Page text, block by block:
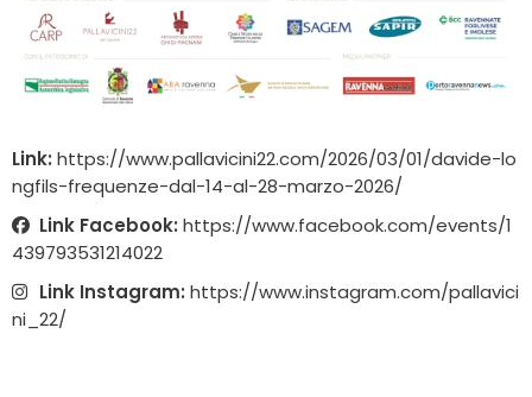
Link: https://www.pallavicini22.com/2026/03/01/davide-lo
ngfils-frequenze-dal-14-al-28-marzo-2026/
Link Facebook: https://www.facebook.com/events/1
439793531214022
Link Instagram: https://www.instagram.com/pallavici
ni_22/